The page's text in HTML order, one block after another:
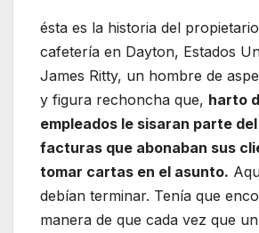
ésta es la historia del
cafetería en Dayton, Estados
James Ritty, un hombre de
y figura rechoncha que, harto
empleados le sisaran parte
facturas que abonaban sus
tomar cartas en el asunto.
debían terminar. Tenía que
manera de que cada vez que